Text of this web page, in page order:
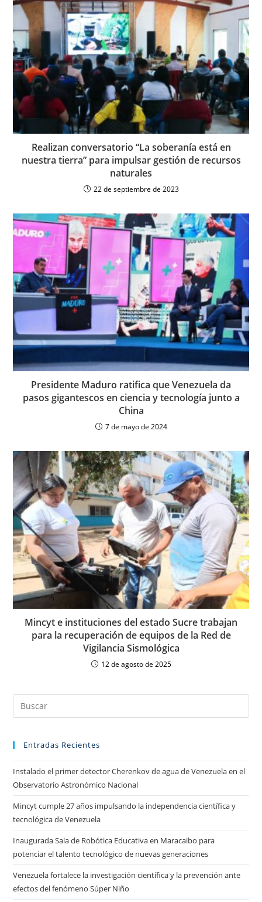
Realizan conversatorio “La soberanía está en
nuestra tierra” para impulsar gestión de recursos
naturales
22 de septiembre de 2023
Presidente Maduro ratifica que Venezuela da
pasos gigantescos en ciencia y tecnología junto a
China
7 de mayo de 2024
Mincyt e instituciones del estado Sucre trabajan
para la recuperación de equipos de la Red de
Vigilancia Sismológica
12 de agosto de 2025
Entradas Recientes
Instalado el primer detector Cherenkov de agua de Venezuela en el
Observatorio Astronómico Nacional
Mincyt cumple 27 años impulsando la independencia científica y
tecnológica de Venezuela
Inaugurada Sala de Robótica Educativa en Maracaibo para
potenciar el talento tecnológico de nuevas generaciones
Venezuela fortalece la investigación científica y la prevención ante
efectos del fenómeno Súper Niño